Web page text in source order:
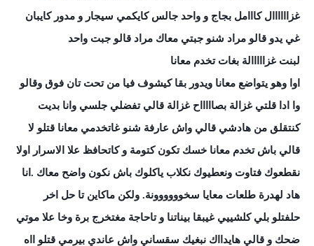
غزاااااال كااامل بجاج و واحد جالس كايكمي سيجار و مدور كايبان
غي يدو قالو مراد شنو جبتي معاك مراد قالو جبت واحد
لبنت غزااااالة بغات تخدم معانا
اوا وهو يتواضع معانا ويدور بقا كيشوف فيا من تحت تان فوق وقالو
وا ادا قلتي غزالة بصاااااح غزالة قالي تفضلي جلسي وانا بديت
كنتقلق من هادشي قالي واش عارفة شنو غاتخدمي معانا قتلو لا
قالي باش تخدم معانا خسك تكون كتومة و كاتحافظ علا الاسرار اولا
نقطعوك فتاوت ونعطيوك نكلاب ياكلوك باش نكون واضح معاك .انا
هاد لهدرة طلعات معايا سخوووووونة. ولكن ماكاين تا حل اخر
حلفتلو بلي كلشييي غيبقا بيناتنا و تاحاجة مغتخرج برة وخا علا موتي
ضحك و قالي هايدااك نبغيك سقساني واش عاندي بيرمي قتلو ااه